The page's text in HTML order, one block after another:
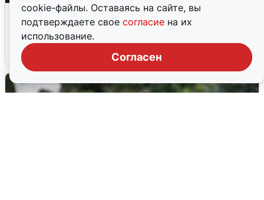
cookie-файлы. Оставаясь на сайте, вы
подтверждаете свое согласие на их
использование.
Согласен
Ночная атака БПЛА на Ярославль:
попадания и последствия
6 августа